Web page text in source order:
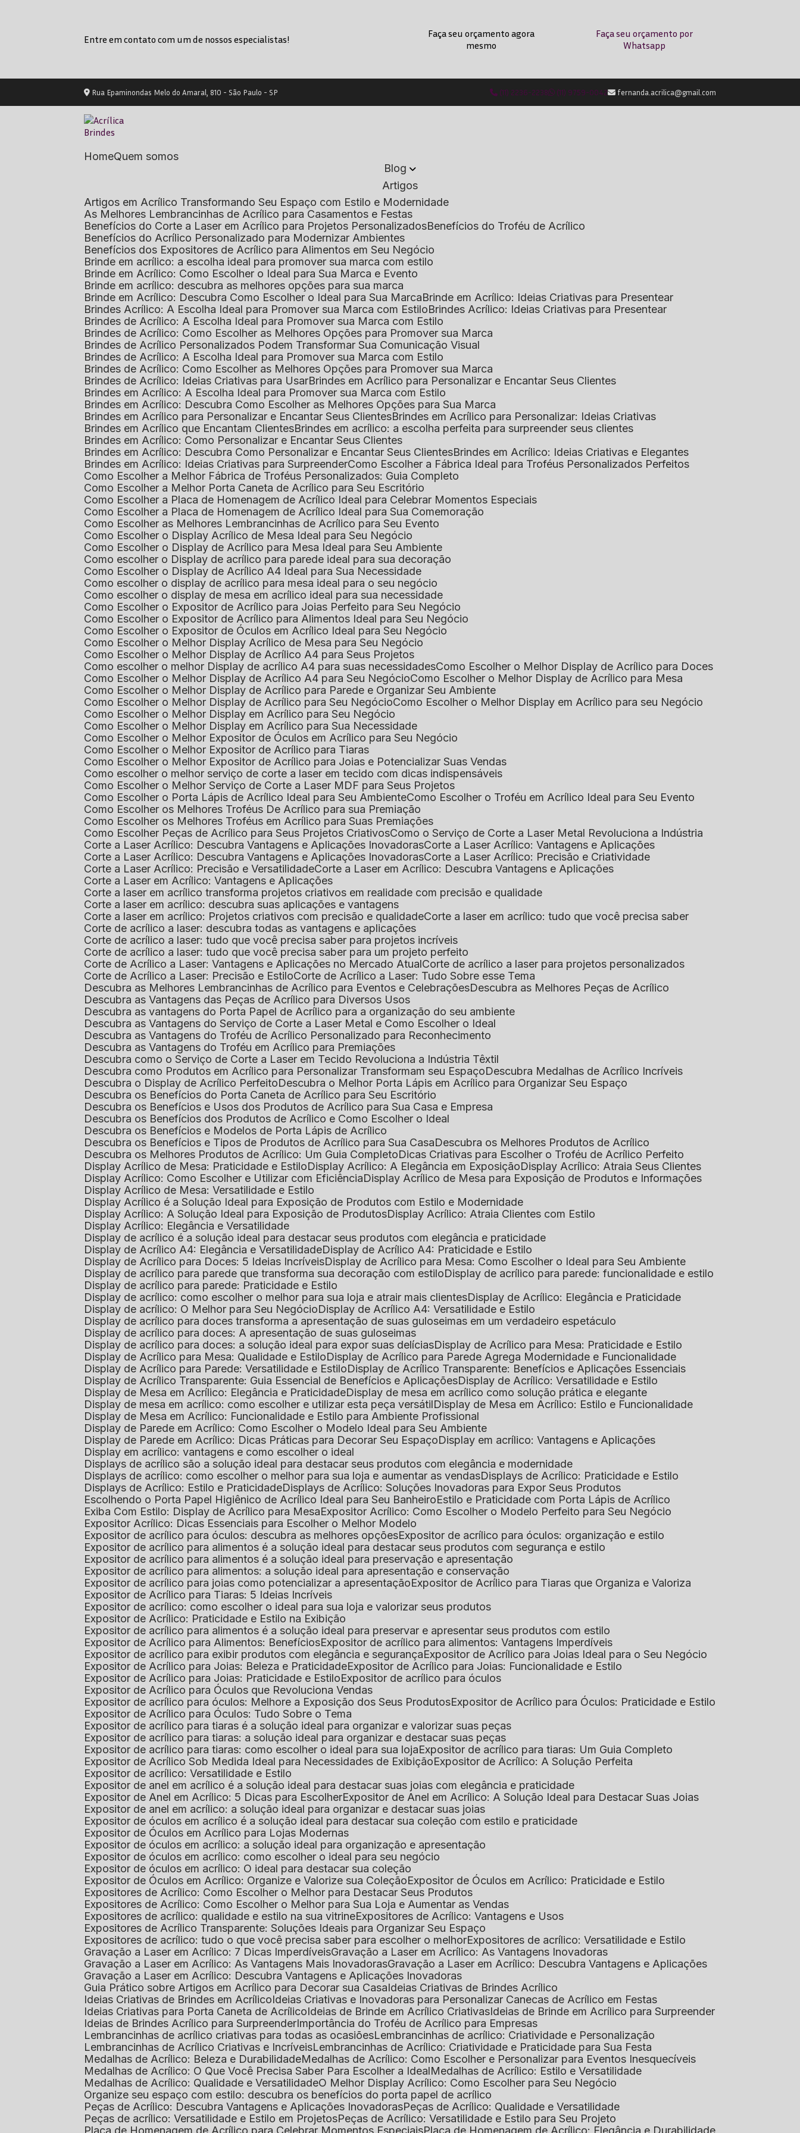
Entre em contato com um de nossos especialistas!
Faça seu orçamento agora
mesmo
Faça seu orçamento por
Whatsapp
Rua Epaminondas Melo do Amaral, 810 - São Paulo - SP (11) 2236-2238 (11) 9759-0042 fernanda.acrilica@gmail.com
Home
Quem somos
Blog
Artigos
Artigos em Acrílico Transformando Seu Espaço com Estilo e Modernidade
As Melhores Lembrancinhas de Acrílico para Casamentos e Festas
Benefícios do Corte a Laser em Acrílico para Projetos Personalizados
Benefícios do Troféu de Acrílico
Benefícios do Acrílico Personalizado para Modernizar Ambientes
Benefícios dos Expositores de Acrílico para Alimentos em Seu Negócio
Brinde em acrílico: a escolha ideal para promover sua marca com estilo
Brinde em Acrílico: Como Escolher o Ideal para Sua Marca e Evento
Brinde em acrílico: descubra as melhores opções para sua marca
Brinde em Acrílico: Descubra Como Escolher o Ideal para Sua Marca
Brinde em Acrílico: Ideias Criativas para Presentear
Brindes Acrílico: A Escolha Ideal para Promover sua Marca com Estilo
Brindes Acrílico: Ideias Criativas para Presentear
Brindes de Acrílico: A Escolha Ideal para Promover sua Marca com Estilo
Brindes de Acrílico: Como Escolher as Melhores Opções para Promover sua Marca
Brindes de Acrílico Personalizados Podem Transformar Sua Comunicação Visual
Brindes de Acrílico: A Escolha Ideal para Promover sua Marca com Estilo
Brindes de Acrílico: Como Escolher as Melhores Opções para Promover sua Marca
Brindes de Acrílico: Ideias Criativas para Usar
Brindes em Acrílico para Personalizar e Encantar Seus Clientes
Brindes em Acrílico: A Escolha Ideal para Promover sua Marca com Estilo
Brindes em Acrílico: Descubra Como Escolher as Melhores Opções para Sua Marca
Brindes em Acrílico para Personalizar e Encantar Seus Clientes
Brindes em Acrílico para Personalizar: Ideias Criativas
Brindes em Acrílico que Encantam Clientes
Brindes em acrílico: a escolha perfeita para surpreender seus clientes
Brindes em Acrílico: Como Personalizar e Encantar Seus Clientes
Brindes em Acrílico: Descubra Como Personalizar e Encantar Seus Clientes
Brindes em Acrílico: Ideias Criativas e Elegantes
Brindes em Acrílico: Ideias Criativas para Surpreender
Como Escolher a Fábrica Ideal para Troféus Personalizados Perfeitos
Como Escolher a Melhor Fábrica de Troféus Personalizados: Guia Completo
Como Escolher a Melhor Porta Caneta de Acrílico para Seu Escritório
Como Escolher a Placa de Homenagem de Acrílico Ideal para Celebrar Momentos Especiais
Como Escolher a Placa de Homenagem de Acrílico Ideal para Sua Comemoração
Como Escolher as Melhores Lembrancinhas de Acrílico para Seu Evento
Como Escolher o Display Acrílico de Mesa Ideal para Seu Negócio
Como Escolher o Display de Acrílico para Mesa Ideal para Seu Ambiente
Como escolher o Display de acrílico para parede ideal para sua decoração
Como Escolher o Display de Acrílico A4 Ideal para Sua Necessidade
Como escolher o display de acrílico para mesa ideal para o seu negócio
Como escolher o display de mesa em acrílico ideal para sua necessidade
Como Escolher o Expositor de Acrílico para Joias Perfeito para Seu Negócio
Como Escolher o Expositor de Acrílico para Alimentos Ideal para Seu Negócio
Como Escolher o Expositor de Óculos em Acrílico Ideal para Seu Negócio
Como Escolher o Melhor Display Acrílico de Mesa para Seu Negócio
Como Escolher o Melhor Display de Acrílico A4 para Seus Projetos
Como escolher o melhor Display de acrílico A4 para suas necessidades
Como Escolher o Melhor Display de Acrílico para Doces
Como Escolher o Melhor Display de Acrílico A4 para Seu Negócio
Como Escolher o Melhor Display de Acrílico para Mesa
Como Escolher o Melhor Display de Acrílico para Parede e Organizar Seu Ambiente
Como Escolher o Melhor Display de Acrílico para Seu Negócio
Como Escolher o Melhor Display em Acrílico para seu Negócio
Como Escolher o Melhor Display em Acrílico para Seu Negócio
Como Escolher o Melhor Display em Acrílico para Sua Necessidade
Como Escolher o Melhor Expositor de Óculos em Acrílico para Seu Negócio
Como Escolher o Melhor Expositor de Acrílico para Tiaras
Como Escolher o Melhor Expositor de Acrílico para Joias e Potencializar Suas Vendas
Como escolher o melhor serviço de corte a laser em tecido com dicas indispensáveis
Como Escolher o Melhor Serviço de Corte a Laser MDF para Seus Projetos
Como Escolher o Porta Lápis de Acrílico Ideal para Seu Ambiente
Como Escolher o Troféu em Acrílico Ideal para Seu Evento
Como Escolher os Melhores Troféus De Acrílico para sua Premiação
Como Escolher os Melhores Troféus em Acrílico para Suas Premiações
Como Escolher Peças de Acrílico para Seus Projetos Criativos
Como o Serviço de Corte a Laser Metal Revoluciona a Indústria
Corte a Laser Acrílico: Descubra Vantagens e Aplicações Inovadoras
Corte a Laser Acrílico: Vantagens e Aplicações
Corte a Laser Acrílico: Descubra Vantagens e Aplicações Inovadoras
Corte a Laser Acrílico: Precisão e Criatividade
Corte a Laser Acrílico: Precisão e Versatilidade
Corte a Laser em Acrílico: Descubra Vantagens e Aplicações
Corte a Laser em Acrílico: Vantagens e Aplicações
Corte a laser em acrílico transforma projetos criativos em realidade com precisão e qualidade
Corte a laser em acrílico: descubra suas aplicações e vantagens
Corte a laser em acrílico: Projetos criativos com precisão e qualidade
Corte a laser em acrílico: tudo que você precisa saber
Corte de acrílico a laser: descubra todas as vantagens e aplicações
Corte de acrílico a laser: tudo que você precisa saber para projetos incríveis
Corte de acrílico a laser: tudo que você precisa saber para um projeto perfeito
Corte de Acrílico a Laser: Vantagens e Aplicações no Mercado Atual
Corte de acrílico a laser para projetos personalizados
Corte de Acrílico a Laser: Precisão e Estilo
Corte de Acrílico a Laser: Tudo Sobre esse Tema
Descubra as Melhores Lembrancinhas de Acrílico para Eventos e Celebrações
Descubra as Melhores Peças de Acrílico
Descubra as Vantagens das Peças de Acrílico para Diversos Usos
Descubra as vantagens do Porta Papel de Acrílico para a organização do seu ambiente
Descubra as Vantagens do Serviço de Corte a Laser Metal e Como Escolher o Ideal
Descubra as Vantagens do Troféu de Acrílico Personalizado para Reconhecimento
Descubra as Vantagens do Troféu em Acrílico para Premiações
Descubra como o Serviço de Corte a Laser em Tecido Revoluciona a Indústria Têxtil
Descubra como Produtos em Acrílico para Personalizar Transformam seu Espaço
Descubra Medalhas de Acrílico Incríveis
Descubra o Display de Acrílico Perfeito
Descubra o Melhor Porta Lápis em Acrílico para Organizar Seu Espaço
Descubra os Benefícios do Porta Caneta de Acrílico para Seu Escritório
Descubra os Benefícios e Usos dos Produtos de Acrílico para Sua Casa e Empresa
Descubra os Benefícios dos Produtos de Acrílico e Como Escolher o Ideal
Descubra os Benefícios e Modelos de Porta Lápis de Acrílico
Descubra os Benefícios e Tipos de Produtos de Acrílico para Sua Casa
Descubra os Melhores Produtos de Acrílico
Descubra os Melhores Produtos de Acrílico: Um Guia Completo
Dicas Criativas para Escolher o Troféu de Acrílico Perfeito
Display Acrílico de Mesa: Praticidade e Estilo
Display Acrílico: A Elegância em Exposição
Display Acrílico: Atraia Seus Clientes
Display Acrílico: Como Escolher e Utilizar com Eficiência
Display Acrílico de Mesa para Exposição de Produtos e Informações
Display Acrílico de Mesa: Versatilidade e Estilo
Display Acrílico é a Solução Ideal para Exposição de Produtos com Estilo e Modernidade
Display Acrílico: A Solução Ideal para Exposição de Produtos
Display Acrílico: Atraia Clientes com Estilo
Display Acrílico: Elegância e Versatilidade
Display de acrílico é a solução ideal para destacar seus produtos com elegância e praticidade
Display de Acrílico A4: Elegância e Versatilidade
Display de Acrílico A4: Praticidade e Estilo
Display de Acrílico para Doces: 5 Ideias Incríveis
Display de Acrílico para Mesa: Como Escolher o Ideal para Seu Ambiente
Display de acrílico para parede que transforma sua decoração com estilo
Display de acrílico para parede: funcionalidade e estilo
Display de acrílico para parede: Praticidade e Estilo
Display de acrílico: como escolher o melhor para sua loja e atrair mais clientes
Display de Acrílico: Elegância e Praticidade
Display de acrílico: O Melhor para Seu Negócio
Display de Acrílico A4: Versatilidade e Estilo
Display de acrílico para doces transforma a apresentação de suas guloseimas em um verdadeiro espetáculo
Display de acrílico para doces: A apresentação de suas guloseimas
Display de acrílico para doces: a solução ideal para expor suas delícias
Display de Acrílico para Mesa: Praticidade e Estilo
Display de Acrílico para Mesa: Qualidade e Estilo
Display de Acrílico para Parede Agrega Modernidade e Funcionalidade
Display de Acrílico para Parede: Versatilidade e Estilo
Display de Acrílico Transparente: Benefícios e Aplicações Essenciais
Display de Acrílico Transparente: Guia Essencial de Benefícios e Aplicações
Display de Acrílico: Versatilidade e Estilo
Display de Mesa em Acrílico: Elegância e Praticidade
Display de mesa em acrílico como solução prática e elegante
Display de mesa em acrílico: como escolher e utilizar esta peça versátil
Display de Mesa em Acrílico: Estilo e Funcionalidade
Display de Mesa em Acrílico: Funcionalidade e Estilo para Ambiente Profissional
Display de Parede em Acrílico: Como Escolher o Modelo Ideal para Seu Ambiente
Display de Parede em Acrílico: Dicas Práticas para Decorar Seu Espaço
Display em acrílico: Vantagens e Aplicações
Display em acrílico: vantagens e como escolher o ideal
Displays de acrílico são a solução ideal para destacar seus produtos com elegância e modernidade
Displays de acrílico: como escolher o melhor para sua loja e aumentar as vendas
Displays de Acrílico: Praticidade e Estilo
Displays de Acrílico: Estilo e Praticidade
Displays de Acrílico: Soluções Inovadoras para Expor Seus Produtos
Escolhendo o Porta Papel Higiênico de Acrílico Ideal para Seu Banheiro
Estilo e Praticidade com Porta Lápis de Acrílico
Exiba Com Estilo: Display de Acrílico para Mesa Expositor Acrílico: Como Escolher o Modelo Perfeito para Seu Negócio
Expositor Acrílico: Dicas Essenciais para Escolher o Melhor Modelo
Expositor de acrílico para óculos: descubra as melhores opções Expositor de acrílico para óculos: organização e estilo
Expositor de acrílico para alimentos é a solução ideal para destacar seus produtos com segurança e estilo
Expositor de acrílico para alimentos é a solução ideal para preservação e apresentação
Expositor de acrílico para alimentos: a solução ideal para apresentação e conservação
Expositor de acrílico para joias como potencializar a apresentação Expositor de Acrílico para Tiaras que Organiza e Valoriza
Expositor de Acrílico para Tiaras: 5 Ideias Incríveis
Expositor de acrílico: como escolher o ideal para sua loja e valorizar seus produtos
Expositor de Acrílico: Praticidade e Estilo na Exibição
Expositor de acrílico para alimentos é a solução ideal para preservar e apresentar seus produtos com estilo
Expositor de Acrílico para Alimentos: Benefícios Expositor de acrílico para alimentos: Vantagens Imperdíveis
Expositor de acrílico para exibir produtos com elegância e segurança Expositor de Acrílico para Joias Ideal para o Seu Negócio
Expositor de Acrílico para Joias: Beleza e Praticidade Expositor de Acrílico para Joias: Funcionalidade e Estilo
Expositor de Acrílico para Joias: Praticidade e Estilo Expositor de acrílico para óculos
Expositor de Acrílico para Óculos que Revoluciona Vendas
Expositor de acrílico para óculos: Melhore a Exposição dos Seus Produtos Expositor de Acrílico para Óculos: Praticidade e Estilo
Expositor de Acrílico para Óculos: Tudo Sobre o Tema
Expositor de acrílico para tiaras é a solução ideal para organizar e valorizar suas peças
Expositor de acrílico para tiaras: a solução ideal para organizar e destacar suas peças
Expositor de acrílico para tiaras: como escolher o ideal para sua loja Expositor de acrílico para tiaras: Um Guia Completo
Expositor de Acrílico Sob Medida Ideal para Necessidades de Exibição Expositor de Acrílico: A Solução Perfeita
Expositor de acrílico: Versatilidade e Estilo
Expositor de anel em acrílico é a solução ideal para destacar suas joias com elegância e praticidade
Expositor de Anel em Acrílico: 5 Dicas para Escolher Expositor de Anel em Acrílico: A Solução Ideal para Destacar Suas Joias
Expositor de anel em acrílico: a solução ideal para organizar e destacar suas joias
Expositor de óculos em acrílico é a solução ideal para destacar sua coleção com estilo e praticidade
Expositor de Óculos em Acrílico para Lojas Modernas
Expositor de óculos em acrílico: a solução ideal para organização e apresentação
Expositor de óculos em acrílico: como escolher o ideal para seu negócio
Expositor de óculos em acrílico: O ideal para destacar sua coleção
Expositor de Óculos em Acrílico: Organize e Valorize sua Coleção Expositor de Óculos em Acrílico: Praticidade e Estilo
Expositores de Acrílico: Como Escolher o Melhor para Destacar Seus Produtos
Expositores de Acrílico: Como Escolher o Melhor para Sua Loja e Aumentar as Vendas
Expositores de acrílico: qualidade e estilo na sua vitrine Expositores de Acrílico: Vantagens e Usos
Expositores de Acrílico Transparente: Soluções Ideais para Organizar Seu Espaço
Expositores de acrílico: tudo o que você precisa saber para escolher o melhor Expositores de acrílico: Versatilidade e Estilo
Gravação a Laser em Acrílico: 7 Dicas Imperdíveis
Gravação a Laser em Acrílico: As Vantagens Inovadoras
Gravação a Laser em Acrílico: As Vantagens Mais Inovadoras
Gravação a Laser em Acrílico: Descubra Vantagens e Aplicações
Gravação a Laser em Acrílico: Descubra Vantagens e Aplicações Inovadoras
Guia Prático sobre Artigos em Acrílico para Decorar sua Casa Ideias Criativas de Brindes Acrílico
Ideias Criativas de Brindes em Acrílico Ideias Criativas e Inovadoras para Personalizar Canecas de Acrílico em Festas
Ideias Criativas para Porta Caneta de Acrílico Ideias de Brinde em Acrílico Criativas Ideias de Brinde em Acrílico para Surpreender
Ideias de Brindes Acrílico para Surpreender Importância do Troféu de Acrílico para Empresas
Lembrancinhas de acrílico criativas para todas as ocasiões Lembrancinhas de acrílico: Criatividade e Personalização
Lembrancinhas de Acrílico Criativas e Incríveis Lembrancinhas de Acrílico: Criatividade e Praticidade para Sua Festa
Medalhas de Acrílico: Beleza e Durabilidade
Medalhas de Acrílico: Como Escolher e Personalizar para Eventos Inesquecíveis
Medalhas de Acrílico: O Que Você Precisa Saber Para Escolher a Ideal
Medalhas de Acrílico: Estilo e Versatilidade
Medalhas de Acrílico: Qualidade e Versatilidade
O Melhor Display Acrílico: Como Escolher para Seu Negócio
Organize seu espaço com estilo: descubra os benefícios do porta papel de acrílico
Peças de Acrílico: Descubra Vantagens e Aplicações Inovadoras
Peças de Acrílico: Qualidade e Versatilidade
Peças de acrílico: Versatilidade e Estilo em Projetos
Peças de Acrílico: Versatilidade e Estilo para Seu Projeto
Placa de Homenagem de Acrílico para Celebrar Momentos Especiais
Placa de Homenagem de Acrílico: Elegância e Durabilidade